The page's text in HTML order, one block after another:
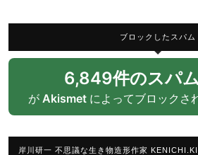
ブロックしたスパム
6,849件のスパム
が Akismetによってブロックさ
岸川研一 不思議な生き物造形作家